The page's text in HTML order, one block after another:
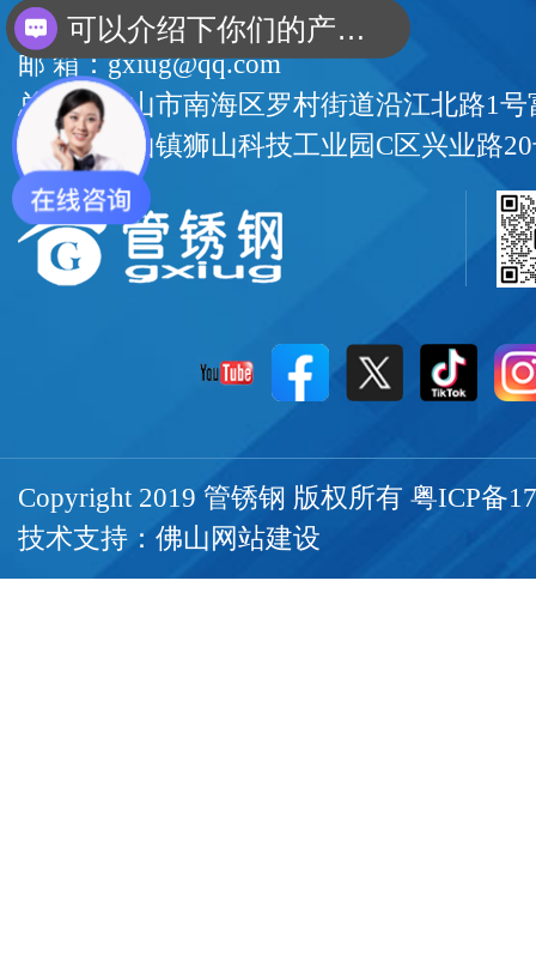
传 真：+86-0757-81162338
邮 箱：gxiug@qq.com
总部：佛山市南海区罗村街道沿江北路1号
厂部：狮山镇狮山科技工业园C区兴业路
Copyright 2019 管锈钢 版权所有 粤ICP备
技术支持： 佛山网站建设
可以介绍下你们的产品么？